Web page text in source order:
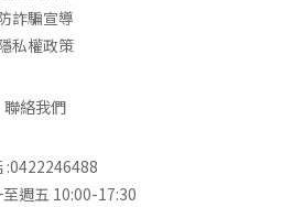
詐騙宣導
私權政策
聯絡我們
:0422246488
週五 10:00-17:30